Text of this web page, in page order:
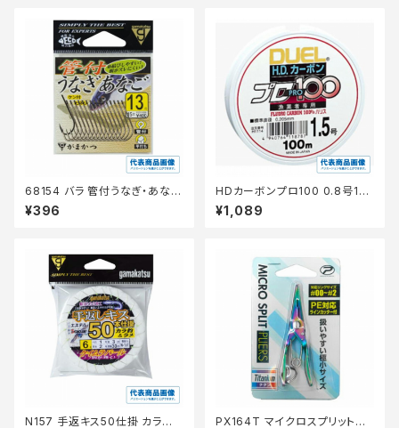
68154 バラ 管付うなぎ・あなご
茶
¥396
HDカーボンプロ100 0.8号10
0m H1111
¥1,089
N157 手返キス50仕掛 カラ鈎＆
PX164T マイクロスプリットプ